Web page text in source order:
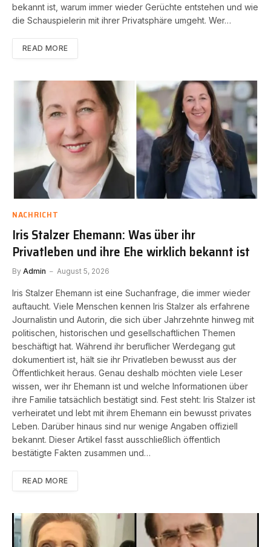
bekannt ist, warum immer wieder Gerüchte entstehen und wie
die Schauspielerin mit ihrer Privatsphäre umgeht. Wer…
READ MORE
NACHRICHT
Iris Stalzer Ehemann: Was über ihr
Privatleben und ihre Ehe wirklich bekannt ist
By Admin August 5, 2026
Iris Stalzer Ehemann ist eine Suchanfrage, die immer wieder
auftaucht. Viele Menschen kennen Iris Stalzer als erfahrene
Journalistin und Autorin, die sich über Jahrzehnte hinweg mit
politischen, historischen und gesellschaftlichen Themen
beschäftigt hat. Während ihr beruflicher Werdegang gut
dokumentiert ist, hält sie ihr Privatleben bewusst aus der
Öffentlichkeit heraus. Genau deshalb möchten viele Leser
wissen, wer ihr Ehemann ist und welche Informationen über
ihre Familie tatsächlich bestätigt sind. Fest steht: Iris Stalzer ist
verheiratet und lebt mit ihrem Ehemann ein bewusst privates
Leben. Darüber hinaus sind nur wenige Angaben offiziell
bekannt. Dieser Artikel fasst ausschließlich öffentlich
bestätigte Fakten zusammen und…
READ MORE